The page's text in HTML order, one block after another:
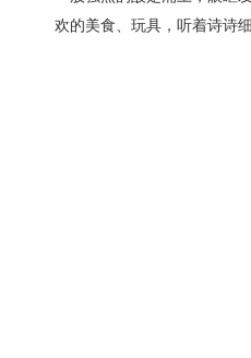
欢的美食、玩具，听着诗诗